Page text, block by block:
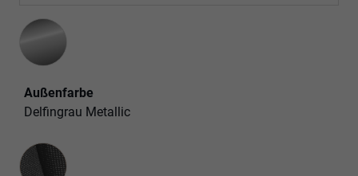
Außenfarbe
Delfingrau Metallic
Innenausstattung